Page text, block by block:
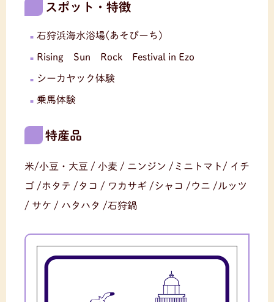
スポット・特徴
石狩浜海水浴場(あそびーち)
Rising Sun Rock Festival in Ezo
シーカヤック体験
乗馬体験
特産品
米/小豆・大豆 / 小麦 / ニンジン /ミニトマト/ イチ
ゴ /ホタテ /タコ / ワカサギ /シャコ /ウニ /ルッツ
/ サケ / ハタハタ /石狩鍋